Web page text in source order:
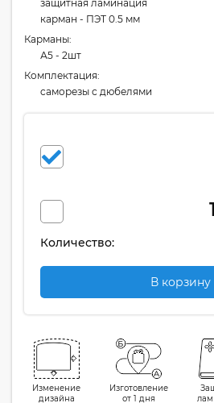
защитная ламинация
карман - ПЭТ 0.5 мм
Карманы:
А5 - 2шт
Комплектация:
cаморезы с дюбелями
Количество:
В корзину
Изменение
дизайна
Изготовление
от 1 дня